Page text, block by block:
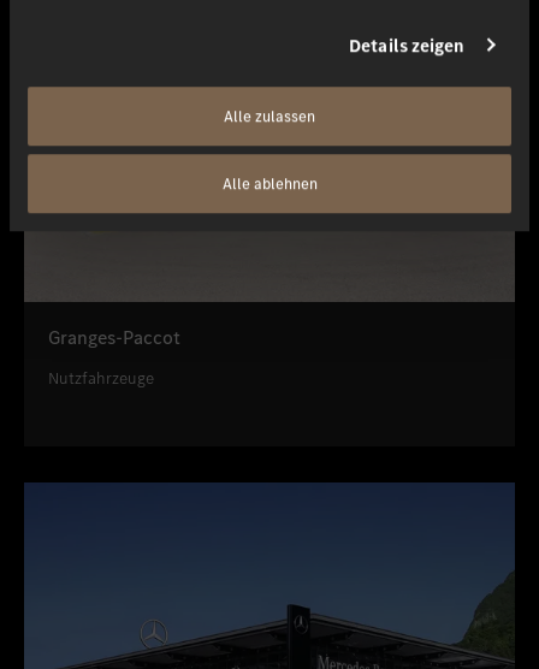
Details zeigen
Alle zulassen
Alle ablehnen
Granges-Paccot
Nutzfahrzeuge